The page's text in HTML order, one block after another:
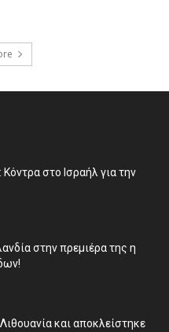
στο Ισραήλ για την
στην πρεμιέρα της η
και αποκλείστηκε